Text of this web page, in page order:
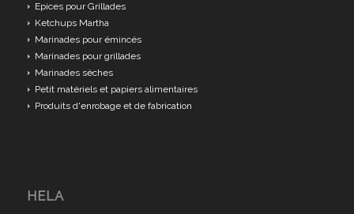
Epices pour Grillades
Ketchups Martha
Marinades pour émincés
Marinades pour grillades
Marinades sèches
Petit matériels et papiers alimentaires
Produits d'enrobage et de fabrication
HELA